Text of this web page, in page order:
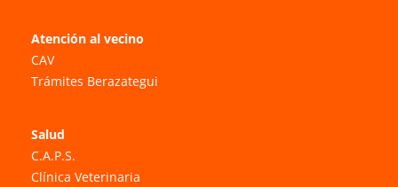
Atención al vecino
CAV
Trámites Berazategui
Salud
C.A.P.S.
Clínica Veterinaria